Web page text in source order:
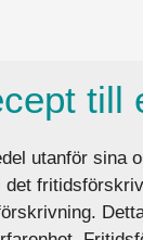
till
utanför sina